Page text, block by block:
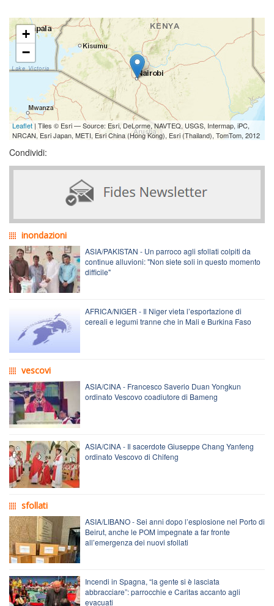
+
−
Leaflet | Tiles © Esri — Source: Esri, DeLorme, NAVTEQ, USGS, Intermap, iPC,
NRCAN, Esri Japan, METI, Esri China (Hong Kong), Esri (Thailand), TomTom, 2012
Condividi:
inondazioni
ASIA/PAKISTAN - Un parroco agli sfollati colpiti da
continue alluvioni: "Non siete soli in questo momento
difficile"
AFRICA/NIGER - Il Niger vieta l’esportazione di
cereali e legumi tranne che in Mali e Burkina Faso
vescovi
ASIA/CINA - Francesco Saverio Duan Yongkun
ordinato Vescovo coadiutore di Bameng
ASIA/CINA - Il sacerdote Giuseppe Chang Yanfeng
ordinato Vescovo di Chifeng
sfollati
ASIA/LIBANO - Sei anni dopo l’esplosione nel Porto di
Beirut, anche le POM impegnate a far fronte
all’emergenza dei nuovi sfollati
Incendi in Spagna, “la gente si è lasciata
abbracciare”: parrocchie e Caritas accanto agli
evacuati